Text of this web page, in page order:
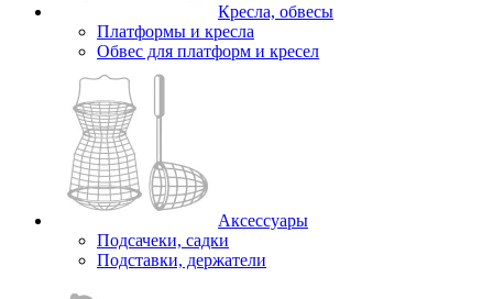
Кресла, обвесы
Платформы и кресла
Обвес для платформ и кресел
Аксессуары
Подсачеки, садки
Подставки, держатели